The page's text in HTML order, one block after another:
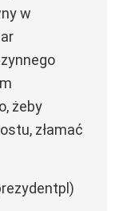
w
żeby
złamać